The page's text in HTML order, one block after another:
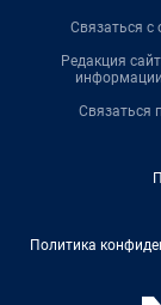
Связаться с
Редакция
Связаться
Политика